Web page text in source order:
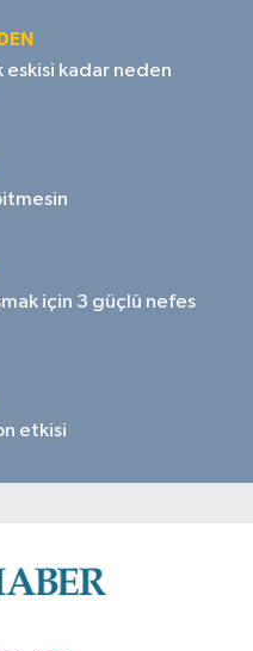
eskisi kadar neden
için 3 güçlü nefes
etkisi